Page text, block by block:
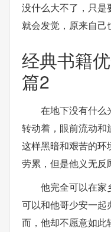
没什么大不了，只
就会发觉，原来自己
经典书籍
篇2
在地下没有什么
转动着，眼前流动和
这样黑暗和艰苦的环
劳累，但是他义无反
他完全可以在家
可以和他哥少安一起
而，他却不愿意如